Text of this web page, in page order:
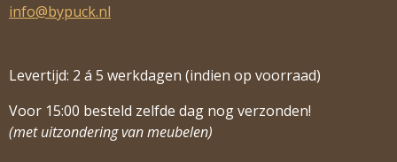
info@bypuck.nl
Levertijd: 2 á 5 werkdagen (indien op voorraad)
Voor 15:00 besteld zelfde dag nog verzonden!
(met uitzondering van meubelen)